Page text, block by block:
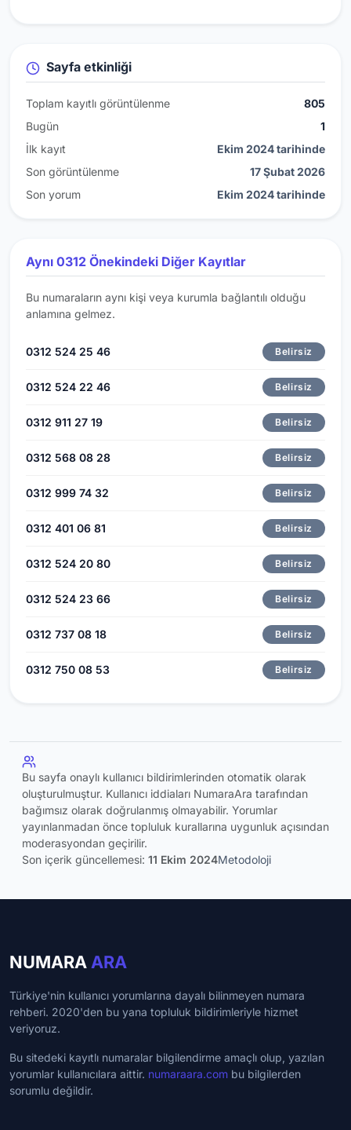
Sayfa etkinliği
Toplam kayıtlı görüntülenme
805
Bugün
1
İlk kayıt
Ekim 2024 tarihinde
Son görüntülenme
17 Şubat 2026
Son yorum
Ekim 2024 tarihinde
Aynı 0312 Önekindeki Diğer Kayıtlar
Bu numaraların aynı kişi veya kurumla bağlantılı olduğu
anlamına gelmez.
0312 524 25 46 Belirsiz
0312 524 22 46 Belirsiz
0312 911 27 19 Belirsiz
0312 568 08 28 Belirsiz
0312 999 74 32 Belirsiz
0312 401 06 81 Belirsiz
0312 524 20 80 Belirsiz
0312 524 23 66 Belirsiz
0312 737 08 18 Belirsiz
0312 750 08 53 Belirsiz
Bu sayfa onaylı kullanıcı bildirimlerinden otomatik olarak
oluşturulmuştur. Kullanıcı iddiaları NumaraAra tarafından
bağımsız olarak doğrulanmış olmayabilir. Yorumlar
yayınlanmadan önce topluluk kurallarına uygunluk açısından
moderasyondan geçirilir.
Son içerik güncellemesi: 11 Ekim 2024Metodoloji
NUMARA ARA
Türkiye'nin kullanıcı yorumlarına dayalı bilinmeyen numara
rehberi. 2020'den bu yana topluluk bildirimleriyle hizmet
veriyoruz.
Bu sitedeki kayıtlı numaralar bilgilendirme amaçlı olup, yazılan
yorumlar kullanıcılara aittir. numaraara.com bu bilgilerden
sorumlu değildir.